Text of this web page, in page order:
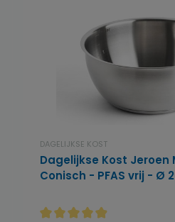
DAGELIJKSE KOST
Dagelijkse Kost Jeroen
Conisch - PFAS vrij - Ø